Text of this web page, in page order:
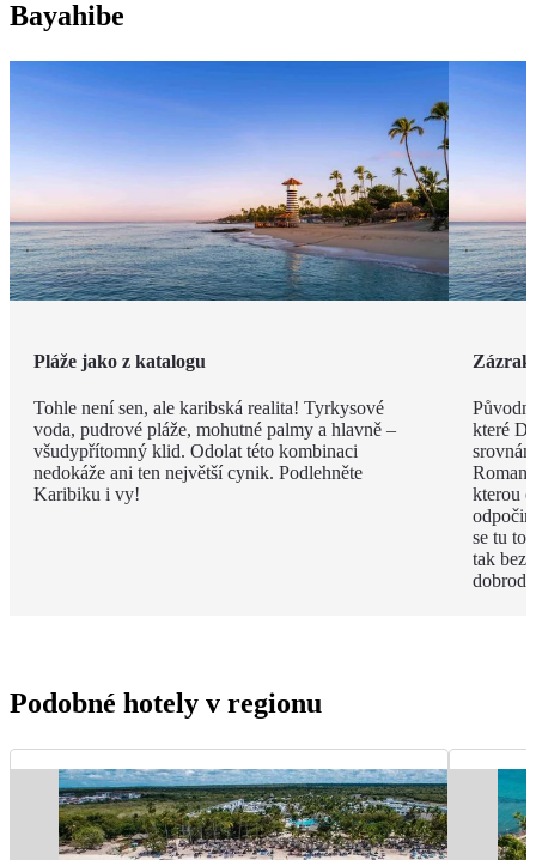
Bayahibe
Pláže jako z katalogu
Tohle není sen, ale karibská realita! Tyrkysové
voda, pudrové pláže, mohutné palmy a hlavně –
všudypřítomný klid. Odolat této kombinaci
nedokáže ani ten největší cynik. Podlehněte
Karibiku i vy!
Zázrak
které
kterou
se tu
tak
Podobné hotely v regionu